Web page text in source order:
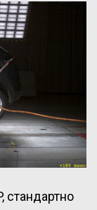
стандартно